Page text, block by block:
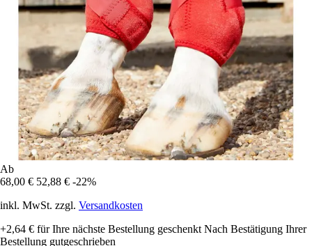
Ab
68,00 € 52,88 € -22%
inkl. MwSt. zzgl. Versandkosten
+2,64 € für Ihre nächste Bestellung geschenkt Nach Bestätigung Ihrer
Bestellung gutgeschrieben